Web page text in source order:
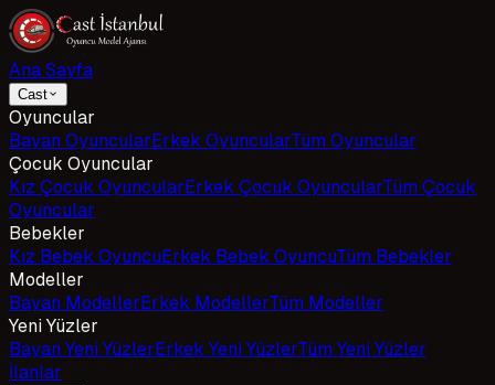
Ana Sayfa
Cast
Oyuncular
Bayan OyuncularErkek OyuncularTüm Oyuncular
Çocuk Oyuncular
Kız Çocuk OyuncularErkek Çocuk OyuncularTüm Çocuk
Oyuncular
Bebekler
Kız Bebek OyuncuErkek Bebek OyuncuTüm Bebekler
Modeller
Bayan ModellerErkek ModellerTüm Modeller
Yeni Yüzler
Bayan Yeni YüzlerErkek Yeni YüzlerTüm Yeni Yüzler
İlanlar